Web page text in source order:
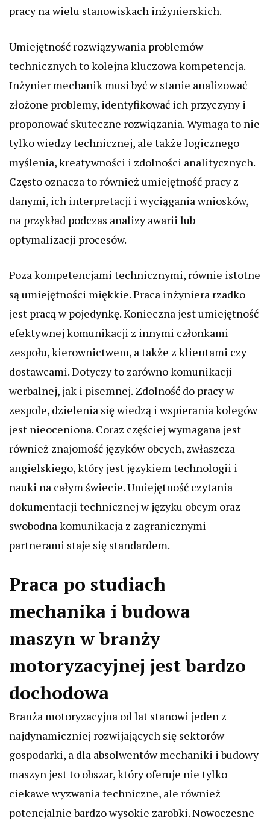
pracy na wielu stanowiskach inżynierskich.
Umiejętność rozwiązywania problemów
technicznych to kolejna kluczowa kompetencja.
Inżynier mechanik musi być w stanie analizować
złożone problemy, identyfikować ich przyczyny i
proponować skuteczne rozwiązania. Wymaga to nie
tylko wiedzy technicznej, ale także logicznego
myślenia, kreatywności i zdolności analitycznych.
Często oznacza to również umiejętność pracy z
danymi, ich interpretacji i wyciągania wniosków,
na przykład podczas analizy awarii lub
optymalizacji procesów.
Poza kompetencjami technicznymi, równie istotne
są umiejętności miękkie. Praca inżyniera rzadko
jest pracą w pojedynkę. Konieczna jest umiejętność
efektywnej komunikacji z innymi członkami
zespołu, kierownictwem, a także z klientami czy
dostawcami. Dotyczy to zarówno komunikacji
werbalnej, jak i pisemnej. Zdolność do pracy w
zespole, dzielenia się wiedzą i wspierania kolegów
jest nieoceniona. Coraz częściej wymagana jest
również znajomość języków obcych, zwłaszcza
angielskiego, który jest językiem technologii i
nauki na całym świecie. Umiejętność czytania
dokumentacji technicznej w języku obcym oraz
swobodna komunikacja z zagranicznymi
partnerami staje się standardem.
Praca po studiach
mechanika i budowa
maszyn w branży
motoryzacyjnej jest bardzo
dochodowa
Branża motoryzacyjna od lat stanowi jeden z
najdynamiczniej rozwijających się sektorów
gospodarki, a dla absolwentów mechaniki i budowy
maszyn jest to obszar, który oferuje nie tylko
ciekawe wyzwania techniczne, ale również
potencjalnie bardzo wysokie zarobki. Nowoczesne